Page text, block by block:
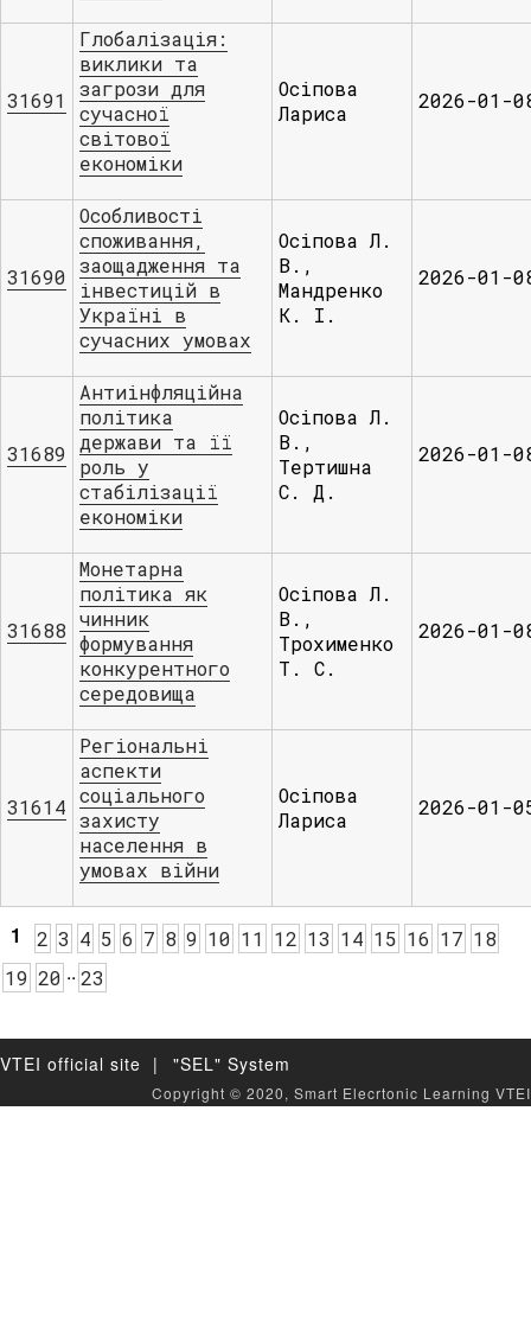
31691
Глобалізація:
виклики та
загрози для
сучасної
світової
економіки
Осіпова
Лариса
2026-01-
31690
Особливості
споживання,
заощадження та
інвестицій в
Україні в
сучасних умовах
Осіпова Л.
В.,
Мандренко
К. І.
2026-01-
31689
Антиінфляційна
політика
держави та її
роль у
стабілізації
економіки
Осіпова Л.
В.,
Тертишна
С. Д.
2026-01-
31688
Монетарна
політика як
чинник
формування
конкурентного
середовища
Осіпова Л.
В.,
Трохименко
Т. С.
2026-01-
31614
Регіональні
аспекти
соціального
захисту
населення в
умовах війни
Осіпова
Лариса
2026-01-
1 2 3 4 5 6 7 8 9 10 11 12 13 14 15 16 17 18
19 20 .. 23
VTEI official site | "SEL" System
Copyright © 2020, Smart Elecrtonic Learning VTEI